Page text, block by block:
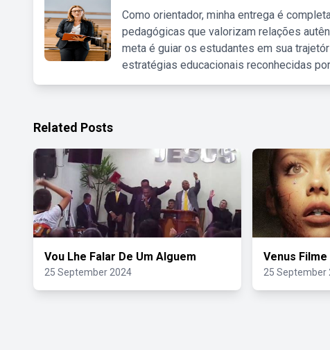
Como orientador, minha entrega é
pedagógicas que valorizam relações
meta é guiar os estudantes em sua
estratégias educacionais reconhecidas
Related Posts
Vou Lhe Falar De Um Alguem
25 September 2024
Venus Filme
25 September